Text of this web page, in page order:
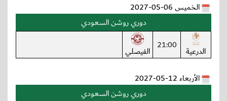
الخميس 06-05-2027
دوري روشن السعودي
الدرعية 21:00 الفيصلي
الأربعاء 12-05-2027
دوري روشن السعودي